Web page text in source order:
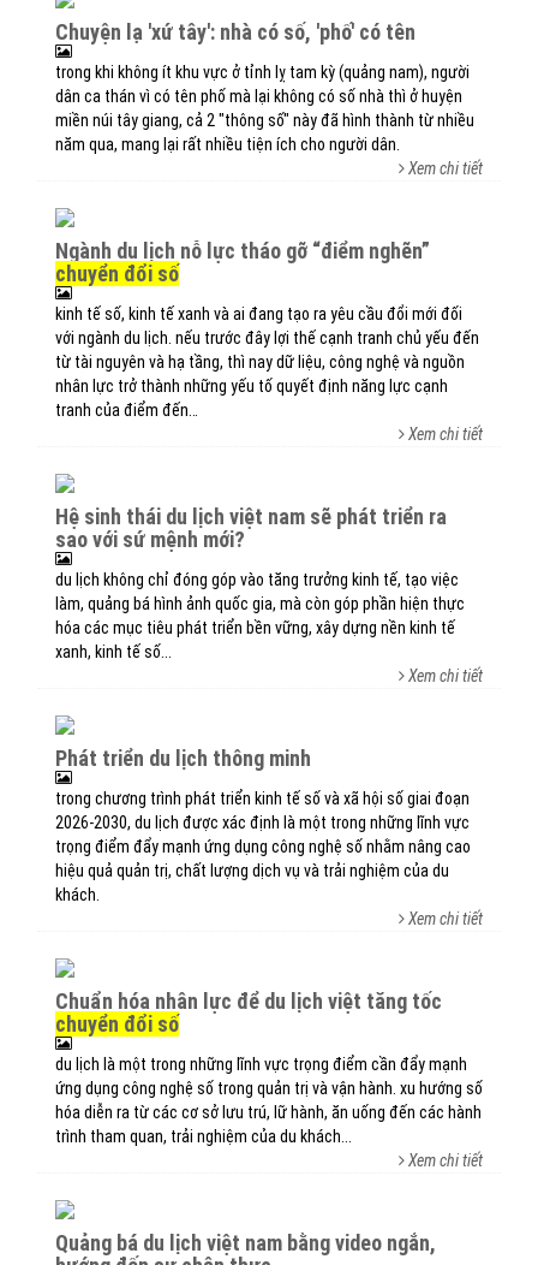
chuyện lạ 'xứ tây': nhà có số, 'phố' có tên
trong khi không ít khu vực ở tỉnh lỵ tam kỳ (quảng nam), người
dân ca thán vì có tên phố mà lại không có số nhà thì ở huyện
miền núi tây giang, cả 2 "thông số" này đã hình thành từ nhiều
năm qua, mang lại rất nhiều tiện ích cho người dân.
Xem chi tiết
ngành du lịch nỗ lực tháo gỡ “điểm nghẽn”
chuyển đổi số
kinh tế số, kinh tế xanh và ai đang tạo ra yêu cầu đổi mới đối
với ngành du lịch. nếu trước đây lợi thế cạnh tranh chủ yếu đến
từ tài nguyên và hạ tầng, thì nay dữ liệu, công nghệ và nguồn
nhân lực trở thành những yếu tố quyết định năng lực cạnh
tranh của điểm đến…
Xem chi tiết
hệ sinh thái du lịch việt nam sẽ phát triển ra
sao với sứ mệnh mới?
du lịch không chỉ đóng góp vào tăng trưởng kinh tế, tạo việc
làm, quảng bá hình ảnh quốc gia, mà còn góp phần hiện thực
hóa các mục tiêu phát triển bền vững, xây dựng nền kinh tế
xanh, kinh tế số...
Xem chi tiết
phát triển du lịch thông minh
trong chương trình phát triển kinh tế số và xã hội số giai đoạn
2026-2030, du lịch được xác định là một trong những lĩnh vực
trọng điểm đẩy mạnh ứng dụng công nghệ số nhằm nâng cao
hiệu quả quản trị, chất lượng dịch vụ và trải nghiệm của du
khách.
Xem chi tiết
chuẩn hóa nhân lực để du lịch việt tăng tốc
chuyển đổi số
du lịch là một trong những lĩnh vực trọng điểm cần đẩy mạnh
ứng dụng công nghệ số trong quản trị và vận hành. xu hướng số
hóa diễn ra từ các cơ sở lưu trú, lữ hành, ăn uống đến các hành
trình tham quan, trải nghiệm của du khách...
Xem chi tiết
quảng bá du lịch việt nam bằng video ngắn,